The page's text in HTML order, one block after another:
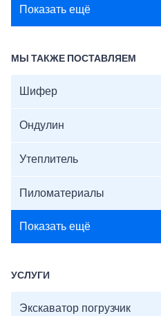
Показать ещё
МЫ ТАКЖЕ ПОСТАВЛЯЕМ
Шифер
Ондулин
Утеплитель
Пиломатериалы
Показать ещё
УСЛУГИ
Экскаватор погрузчик